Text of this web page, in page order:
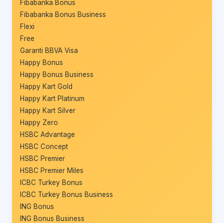
Fibabanka Bonus
Fibabanka Bonus Business
Flexi
Free
Garanti BBVA Visa
Happy Bonus
Happy Bonus Business
Happy Kart Gold
Happy Kart Platinum
Happy Kart Silver
Happy Zero
HSBC Advantage
HSBC Concept
HSBC Premier
HSBC Premier Miles
ICBC Turkey Bonus
ICBC Turkey Bonus Business
ING Bonus
ING Bonus Business